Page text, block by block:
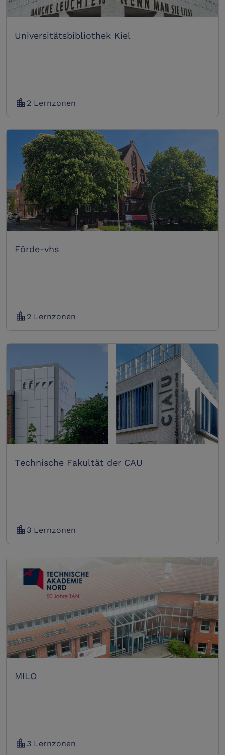
Universitätsbibliothek Kiel
location_city 2 Lernzonen
Förde-vhs
location_city 2 Lernzonen
Technische Fakultät der CAU
location_city 3 Lernzonen
MILO
location_city 3 Lernzonen